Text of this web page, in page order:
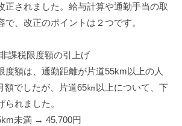
正されました。給与計算や通勤手当の取
で、改正のポイントは２つです。
課税限度額の引上げ
額は、通勤距離が片道55km以上の人
額でしたが、片道65㎞以上について、下
れました。
未満 → 45,700円